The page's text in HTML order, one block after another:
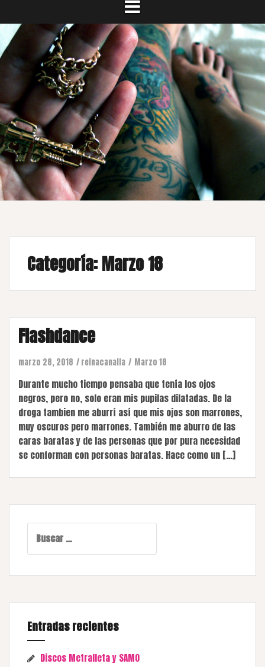
Categoría:Marzo 18
Flashdance
marzo 28, 2018 reinacanalla Marzo 18
Durante mucho tiempo pensaba que tenía los ojos
negros, pero no, solo eran mis pupilas dilatadas. De la
droga tambien me aburrí así que mis ojos son marrones,
muy oscuros pero marrones. También me aburro de las
caras baratas y de las personas que por pura necesidad
se conforman con personas baratas. Hace como un […]
Entradas recientes
Discos Metralleta y SAMO